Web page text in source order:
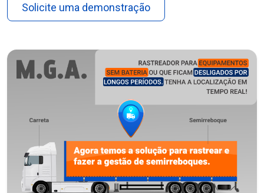
Solicite uma demonstração